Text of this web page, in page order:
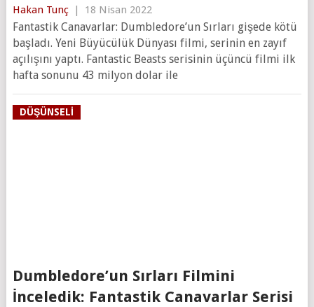
Hakan Tunç 18 Nisan 2022
Fantastik Canavarlar: Dumbledore’un Sırları gişede kötü
başladı. Yeni Büyücülük Dünyası filmi, serinin en zayıf
açılışını yaptı. Fantastic Beasts serisinin üçüncü filmi ilk
hafta sonunu 43 milyon dolar ile
DÜŞÜNSELI
Dumbledore’un Sırları Filmini
İnceledik: Fantastik Canavarlar Serisi